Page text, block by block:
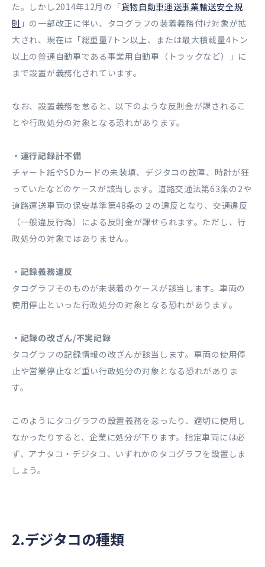
た。しかし2014年12月の「貨物自動車運送事業輸送安全規
則 」の一部改正に伴い、タコグラフの装着義務付け対象が拡
大され、現在は「総重量7トン以上、または最大積載量4トン
以上の普通自動車である事業用自動車（トラックなど）」に
まで設置が義務化されています。
なお、設置義務を怠ると、以下のような反則金が課されるこ
とや行政処分の対象となる恐れがあります。
・運行記録計不備
チャート紙やSDカードの未装填、デジタコの故障、時計が狂
っていたなどのケースが該当します。道路交通法第63条の2や
道路運送車両の保安基準第48条の２の違反となり、交通違反
（一般違反行為）による反則金が課せられます。ただし、行
政処分の対象ではありません。
・記録義務違反
タコグラフそのものが未装着のケースが該当します。車両の
使用停止といった行政処分の対象となる恐れがあります。
・記録の改ざん/不実記録
タコグラフの記録情報の改ざんが該当します。車両の使用停
止や営業停止など重い行政処分の対象となる恐れがありま
す。
このようにタコグラフの設置義務を怠ったり、適切に使用し
なかったりすると、企業に処分が下ります。指定車両には必
ず、アナタコ・デジタコ、いずれかのタコグラフを設置しま
しょう。
2.デジタコの種類